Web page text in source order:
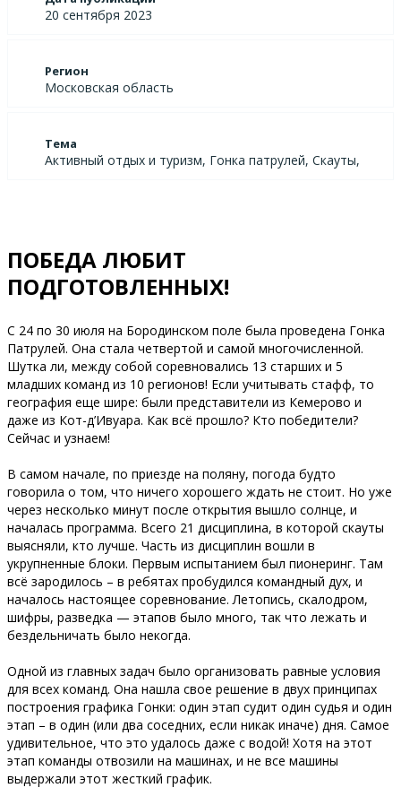
20 сентября 2023
Регион
Московская область
Тема
Активный отдых и туризм, Гонка патрулей, Скауты,
ПОБЕДА ЛЮБИТ
ПОДГОТОВЛЕННЫХ!
С 24 по 30 июля на Бородинском поле была проведена Гонка
Патрулей. Она стала четвертой и самой многочисленной.
Шутка ли, между собой соревновались 13 старших и 5
младших команд из 10 регионов! Если учитывать стафф, то
география еще шире: были представители из Кемерово и
даже из Кот-д’Ивуара. Как всё прошло? Кто победители?
Сейчас и узнаем!
В самом начале, по приезде на поляну, погода будто
говорила о том, что ничего хорошего ждать не стоит. Но уже
через несколько минут после открытия вышло солнце, и
началась программа. Всего 21 дисциплина, в которой скауты
выясняли, кто лучше. Часть из дисциплин вошли в
укрупненные блоки. Первым испытанием был пионеринг. Там
всё зародилось – в ребятах пробудился командный дух, и
началось настоящее соревнование. Летопись, скалодром,
шифры, разведка — этапов было много, так что лежать и
бездельничать было некогда.
Одной из главных задач было организовать равные условия
для всех команд. Она нашла свое решение в двух принципах
построения графика Гонки: один этап судит один судья и один
этап – в один (или два соседних, если никак иначе) дня. Самое
удивительное, что это удалось даже с водой! Хотя на этот
этап команды отвозили на машинах, и не все машины
выдержали этот жесткий график.